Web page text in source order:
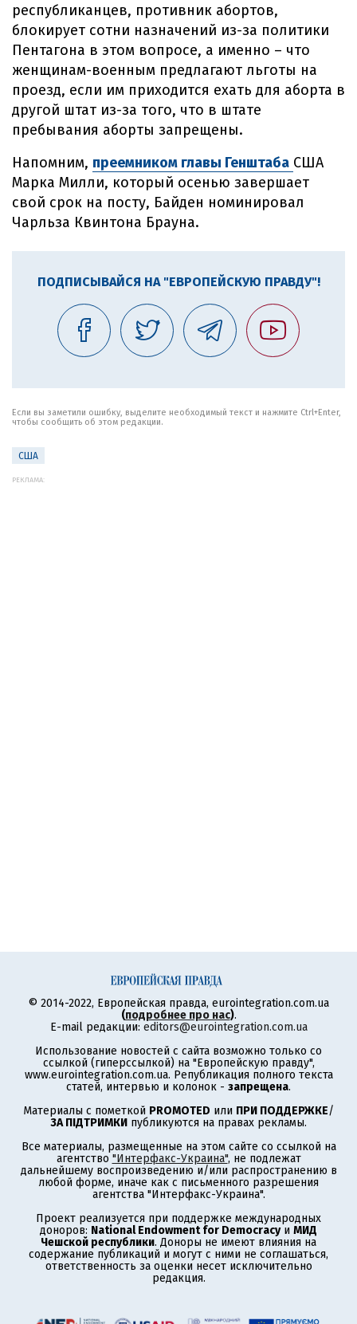
республиканцев, противник абортов,
блокирует сотни назначений из-за политики
Пентагона в этом вопросе, а именно – что
женщинам-военным предлагают льготы на
проезд, если им приходится ехать для аборта в
другой штат из-за того, что в штате
пребывания аборты запрещены.
Напомним, преемником главы Генштаба США
Марка Милли, который осенью завершает
свой срок на посту, Байден номинировал
Чарльза Квинтона Брауна.
ПОДПИСЫВАЙСЯ НА "ЕВРОПЕЙСКУЮ ПРАВДУ"!
Если вы заметили ошибку, выделите необходимый текст и нажмите Ctrl+Enter,
чтобы сообщить об этом редакции.
США
РЕКЛАМА:
© 2014-2022, Европейская правда, eurointegration.com.ua
(подробнее про нас).
E-mail редакции: editors@eurointegration.com.ua
Использование новостей с сайта возможно только со
ссылкой (гиперссылкой) на "Европейскую правду",
www.eurointegration.com.ua. Републикация полного текста
статей, интервью и колонок - запрещена.
Материалы с пометкой PROMOTED или ПРИ ПОДДЕРЖКЕ/
ЗА ПІДТРИМКИ публикуются на правах рекламы.
Все материалы, размещенные на этом сайте со ссылкой на
агентство "Интерфакс-Украина", не подлежат
дальнейшему воспроизведению и/или распространению в
любой форме, иначе как с письменного разрешения
агентства "Интерфакс-Украина".
Проект реализуется при поддержке международных
доноров: National Endowment for Democracyи МИД
Чешской республики. Доноры не имеют влияния на
содержание публикаций и могут с ними не соглашаться,
ответственность за оценки несет исключительно
редакция.